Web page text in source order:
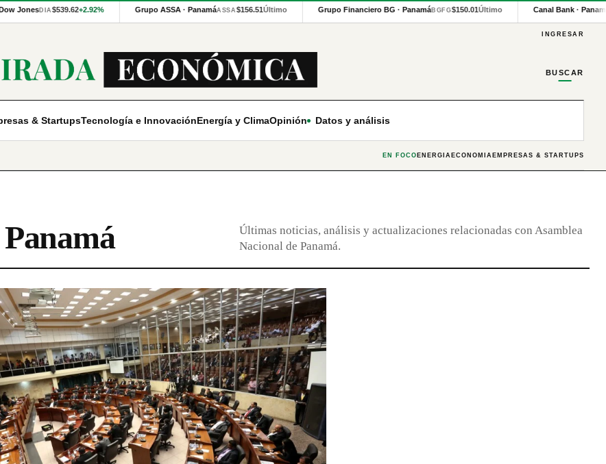
JonesDIA$539.62+2.92% Grupo ASSA · PanamáASSA$156.51Último Grupo Financiero BG · PanamáBGFG$150.01Último Canal Bank · Panamá
INGRESAR
BUSCAR
& StartupsTecnología e InnovaciónEnergía y ClimaOpinión Datos y análisis
EN FOCO ENERGÍA ECONOMÍA EMPRESAS & STARTUPS
Últimas noticias, análisis y actualizaciones relacionadas con Asamblea
Nacional de Panamá.